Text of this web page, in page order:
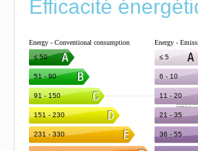
Efficacité